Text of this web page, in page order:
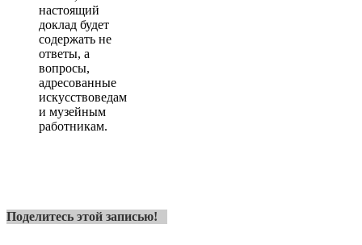
настоящий
доклад будет
содержать не
ответы, а
вопросы,
адресованные
искусствоведам
и музейным
работникам.
Поделитесь этой записью!